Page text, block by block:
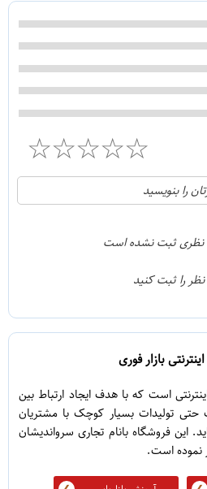
☆
☆
☆
☆
☆
21
1
را بنویسید
نظری ثبت نشده است
نظر را ثبت کنید
بازار فوری
است که با هدف ایجاد ارتباط بین
حتی تولیدات بسیار کوچک با مشتریان
این فروشگاه بانام تجاری سرواندیشان